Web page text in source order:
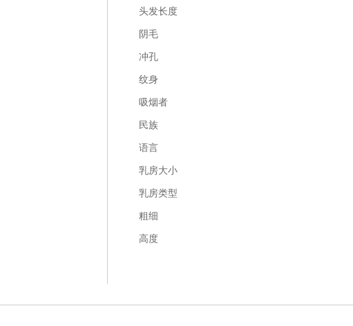
头发长度
阴毛
冲孔
纹身
吸烟者
民族
语言
乳房大小
乳房类型
粗细
高度